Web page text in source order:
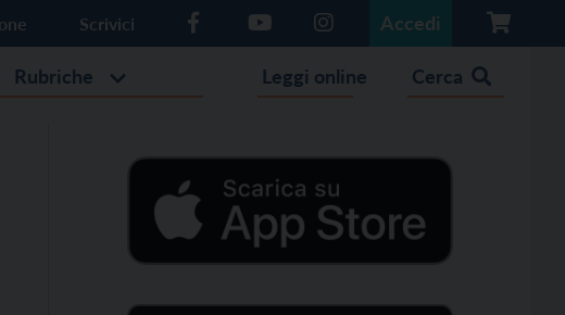
Scrivici Accedi
Rubriche Leggi online Cerca